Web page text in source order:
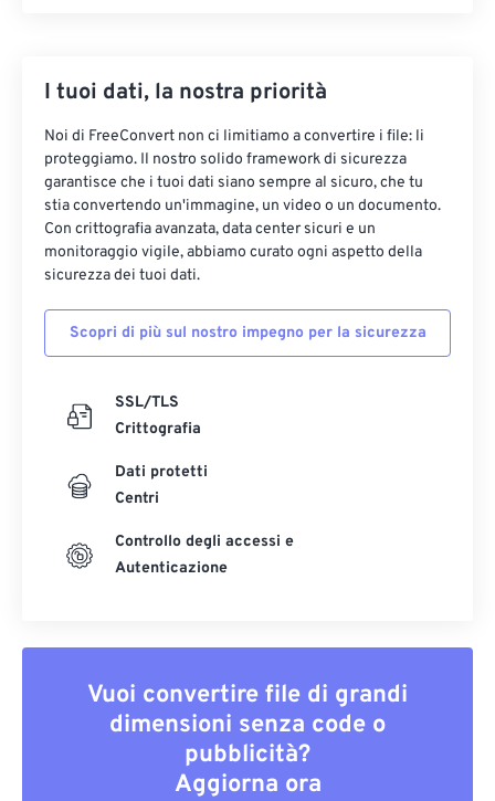
I tuoi dati, la nostra priorità
Noi di FreeConvert non ci limitiamo a convertire i file: li
proteggiamo. Il nostro solido framework di sicurezza
garantisce che i tuoi dati siano sempre al sicuro, che tu
stia convertendo un'immagine, un video o un documento.
Con crittografia avanzata, data center sicuri e un
monitoraggio vigile, abbiamo curato ogni aspetto della
sicurezza dei tuoi dati.
Scopri di più sul nostro impegno per la sicurezza
SSL/TLS
Crittografia
Dati protetti
Centri
Controllo degli accessi e
Autenticazione
Vuoi convertire file di grandi
dimensioni senza code o
pubblicità?
Aggiorna ora